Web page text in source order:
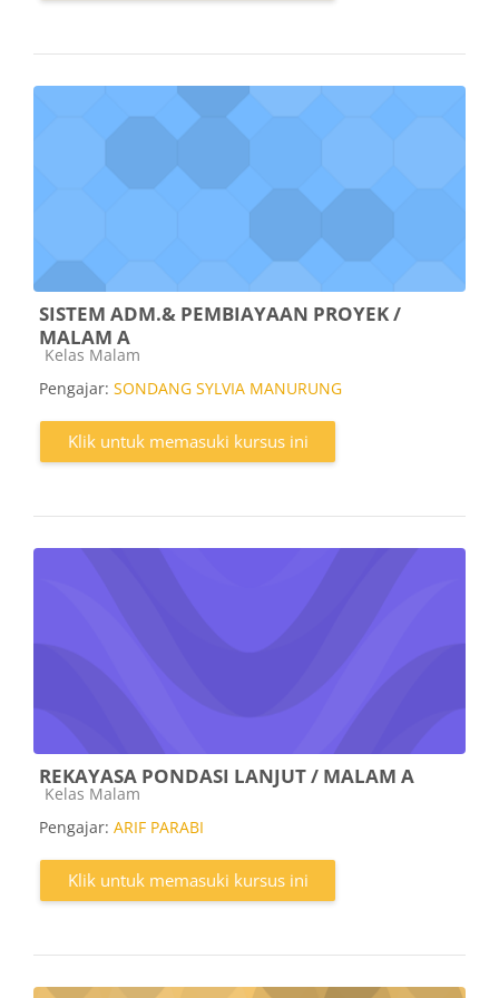
SISTEM ADM.& PEMBIAYAAN PROYEK /
MALAM A
Kategori kursus
Kelas Malam
Pengajar: SONDANG SYLVIA MANURUNG
Klik untuk memasuki kursus ini
REKAYASA PONDASI LANJUT / MALAM A
Kategori kursus
Kelas Malam
Pengajar: ARIF PARABI
Klik untuk memasuki kursus ini